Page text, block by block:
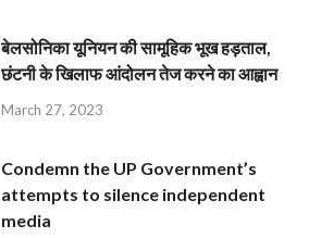
बेलसोनिका यूनियन की सामूहिक भूख हड़ताल,
छंटनी के खिलाफ आंदोलन तेज करने का आह्वान
March 27, 2023
Condemn the UP Government’s
attempts to silence independent
media